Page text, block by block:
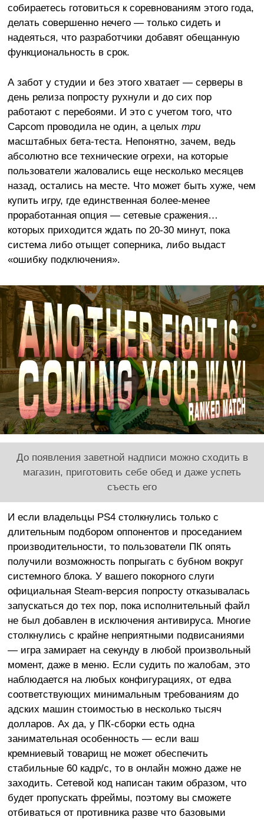
собираетесь готовиться к соревнованиям этого года,
делать совершенно нечего — только сидеть и
надеяться, что разработчики добавят обещанную
функциональность в срок.
А забот у студии и без этого хватает — серверы в
день релиза попросту рухнули и до сих пор
работают с перебоями. И это с учетом того, что
Capcom проводила не один, а целых три
масштабных бета-теста. Непонятно, зачем, ведь
абсолютно все технические огрехи, на которые
пользователи жаловались еще несколько месяцев
назад, остались на месте. Что может быть хуже, чем
купить игру, где единственная более-менее
проработанная опция — сетевые сражения…
которых приходится ждать по 20-30 минут, пока
система либо отыщет соперника, либо выдаст
«ошибку подключения».
До появления заветной надписи можно сходить в
магазин, приготовить себе обед и даже успеть
съесть его
И если владельцы PS4 столкнулись только с
длительным подбором оппонентов и проседанием
производительности, то пользователи ПК опять
получили возможность попрыгать с бубном вокруг
системного блока. У вашего покорного слуги
официальная Steam-версия попросту отказывалась
запускаться до тех пор, пока исполнительный файл
не был добавлен в исключения антивируса. Многие
столкнулись с крайне неприятными подвисаниями
— игра замирает на секунду в любой произвольный
момент, даже в меню. Если судить по жалобам, это
наблюдается на любых конфигурациях, от едва
соответствующих минимальным требованиям до
адских машин стоимостью в несколько тысяч
долларов. Ах да, у ПК-сборки есть одна
занимательная особенность — если ваш
кремниевый товарищ не может обеспечить
стабильные 60 кадр/с, то в онлайн можно даже не
заходить. Сетевой код написан таким образом, что
будет пропускать фреймы, поэтому вы сможете
отбиваться от противника разве что базовыми